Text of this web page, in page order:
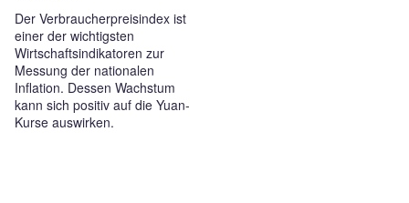
Der Verbraucherpreisindex ist
einer der wichtigsten
Wirtschaftsindikatoren zur
Messung der nationalen
Inflation. Dessen Wachstum
kann sich positiv auf die Yuan-
Kurse auswirken.